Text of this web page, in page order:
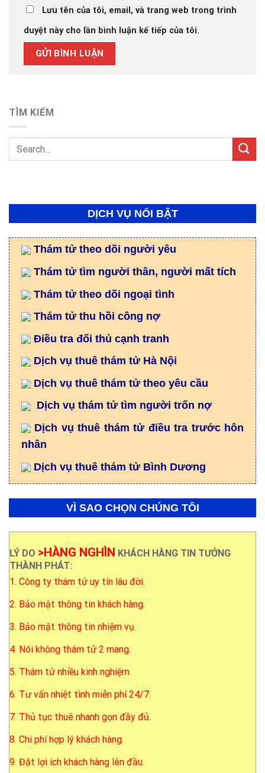
Lưu tên của tôi, email, và trang web trong trình
duyệt này cho lần bình luận kế tiếp của tôi.
TÌM KIẾM
DỊCH VỤ NỔI BẬT
Thám tử theo dõi người yêu
Thám tử tìm người thân, người mất tích
Thám tử theo dõi ngoại tình
Thám tử thu hồi công nợ
Điều tra đối thủ cạnh tranh
Dịch vụ thuê thám tử Hà Nội
Dịch vụ thuê thám tử theo yêu cầu
Dịch vụ thám tử tìm người trốn nợ
Dịch vụ thuê thám tử điều tra trước hôn
nhân
Dịch vụ thuê thám tử Bình Dương
VÌ SAO CHỌN CHÚNG TÔI
LÝ DO >HÀNG NGHÌN KHÁCH HÀNG TIN TƯỞNG
THÀNH PHÁT:
1. Công ty thám tử uy tín lâu đời.
2. Bảo mật thông tin khách hàng.
3. Bảo mật thông tin nhiệm vụ.
4. Nói không thám tử 2 mang.
5. Thám tử nhiều kinh nghiệm
6. Tư vấn nhiệt tình miễn phí 24/7.
7. Thủ tục thuê nhanh gọn đầy đủ.
8. Chi phí hợp lý khách hàng.
9. Đặt lợi ích khách hàng lên đầu.